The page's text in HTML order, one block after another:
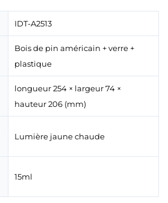
IDT-A2513
Bois de pin américain + verre +
plastique
longueur 254 × largeur 74 ×
hauteur 206 (mm)
Lumière jaune chaude
15ml